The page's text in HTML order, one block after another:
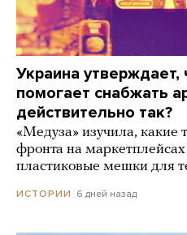
Украина утверждает,
помогает снабжать
действительно так?
«Медуза» изучила, какие
фронта на
пластиковые мешки для
ИСТОРИИ 6 дней назад